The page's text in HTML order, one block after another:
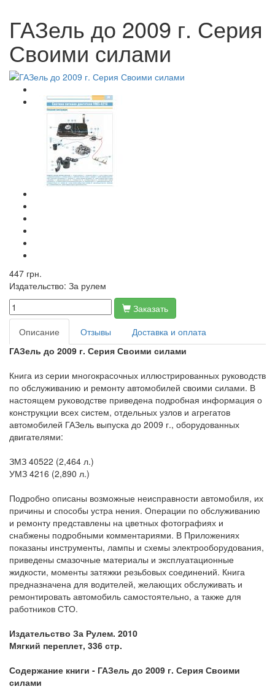
ГАЗель до 2009 г. Серия
Своими силами
447 грн.
Издательство: За рулем
Заказать
Описание
Отзывы
Доставка и оплата
ГАЗель до 2009 г. Серия Своими силами
Книга из серии многокрасочных иллюстрированных руководств
по обслуживанию и ремонту автомобилей своими силами. В
настоящем руководстве приведена подробная информация о
конструкции всех систем, отдельных узлов и агрегатов
автомобилей ГАЗель выпуска до 2009 г., оборудованных
двигателями:
ЗМЗ 40522 (2,464 л.)
УМЗ 4216 (2,890 л.)
Подробно описаны возможные неисправности автомобиля, их
причины и способы устра нения. Операции по обслуживанию
и ремонту представлены на цветных фотографиях и
снабжены подробными комментариями. В Приложениях
показаны инструменты, лампы и схемы электрооборудования,
приведены смазочные материалы и эксплуатационные
жидкости, моменты затяжки резьбовых соединений. Книга
предназначена для водителей, желающих обслуживать и
ремонтировать автомобиль самостоятельно, а также для
работников СТО.
Издательство За Рулем. 2010
Мягкий переплет, 336 стр.
Содержание книги - ГАЗель до 2009 г. Серия Своими
силами